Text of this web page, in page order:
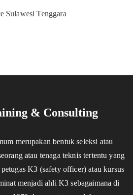
Sulawesi Tenggara
& Consulting
merupakan bentuk seleksi atau
atau tenaga teknis tertentu yang
K3 (safety officer) atau kursus
menjadi ahli K3 sebagaimana di